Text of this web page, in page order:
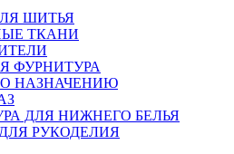
ШИТЬЯ
ТКАНИ
ФУРНИТУРА
НАЗНАЧЕНИЮ
ДЛЯ НИЖНЕГО БЕЛЬЯ
РУКОДЕЛИЯ